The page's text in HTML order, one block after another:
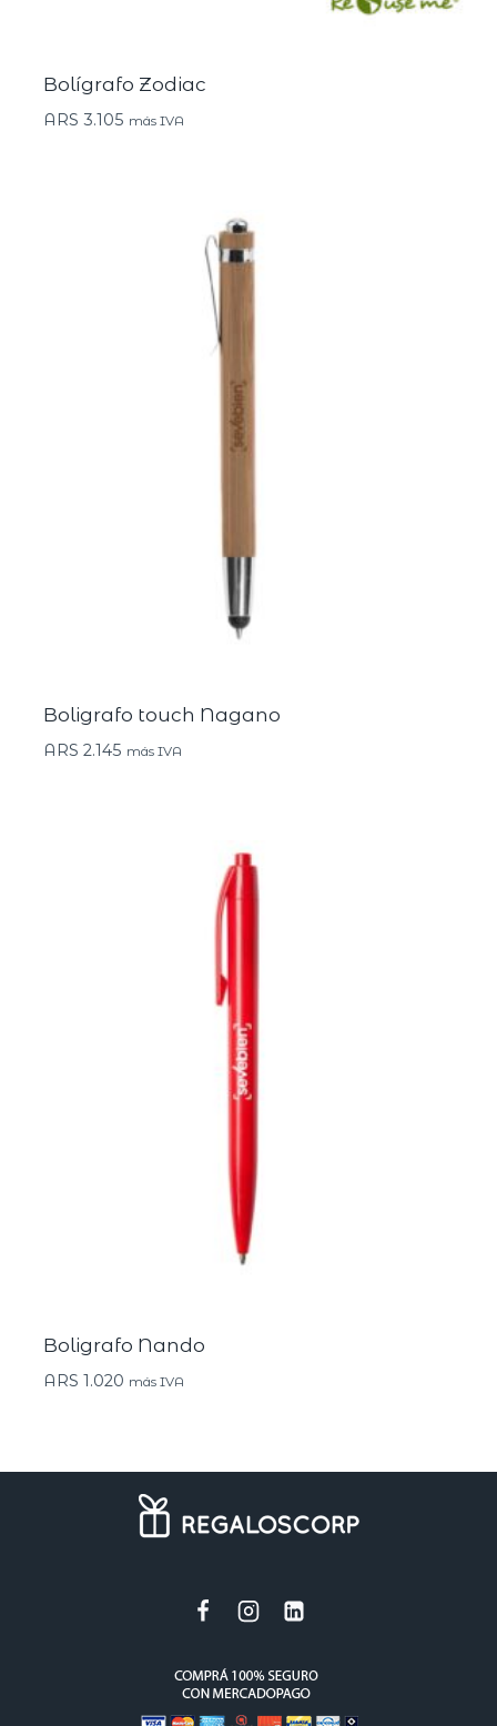
Bolígrafo Zodiac
ARS 3.105 más IVA
Boligrafo touch Nagano
ARS 2.145 más IVA
Boligrafo Nando
ARS 1.020 más IVA